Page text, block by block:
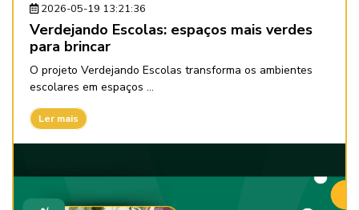
2026-05-19 13:21:36
Verdejando Escolas: espaços mais verdes
para brincar
O projeto Verdejando Escolas transforma os ambientes
escolares em espaços ...
Ler mais